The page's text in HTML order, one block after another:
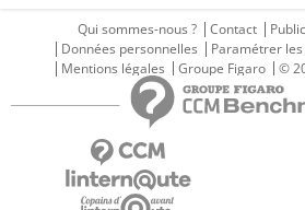
Qui sommes-nous ? Contact
Données personnelles
Paramétrer les
Mentions légales
Groupe Figaro ©